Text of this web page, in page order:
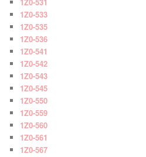
1Z0-533
1Z0-535
1Z0-536
1Z0-541
1Z0-542
1Z0-543
1Z0-545
1Z0-550
1Z0-559
1Z0-560
1Z0-561
1Z0-567